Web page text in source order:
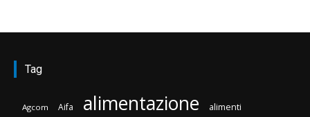
Tag
Agcom Aifa alimentazione alimenti